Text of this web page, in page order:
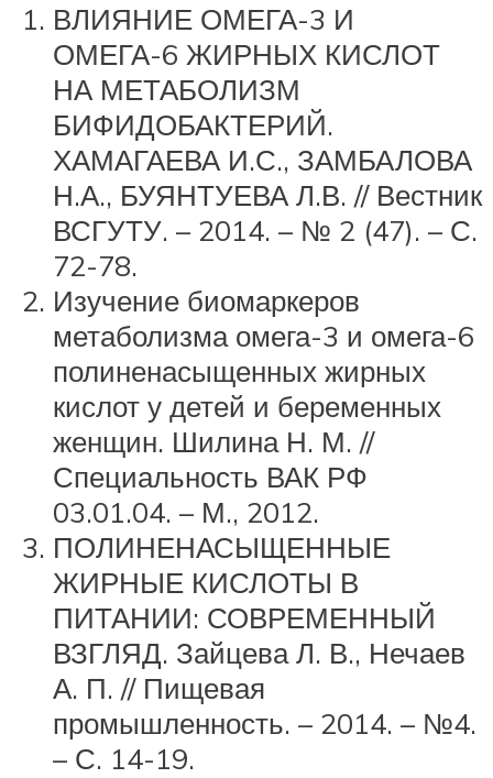
ВЛИЯНИЕ ОМЕГА-3 И
ОМЕГА-6 ЖИРНЫХ КИСЛОТ
НА МЕТАБОЛИЗМ
БИФИДОБАКТЕРИЙ.
ХАМАГАЕВА И.С., ЗАМБАЛОВА
Н.А., БУЯНТУЕВА Л.В. // Вестник
ВСГУТУ. – 2014. – № 2 (47). – С.
72-78.
Изучение биомаркеров
метаболизма омега-3 и омега-6
полиненасыщенных жирных
кислот у детей и беременных
женщин. Шилина Н. М. //
Специальность ВАК РФ
03.01.04. – М., 2012.
ПОЛИНЕНАСЫЩЕННЫЕ
ЖИРНЫЕ КИСЛОТЫ В
ПИТАНИИ: СОВРЕМЕННЫЙ
ВЗГЛЯД. Зайцева Л. В., Нечаев
А. П. // Пищевая
промышленность. – 2014. – №4.
– С. 14-19.